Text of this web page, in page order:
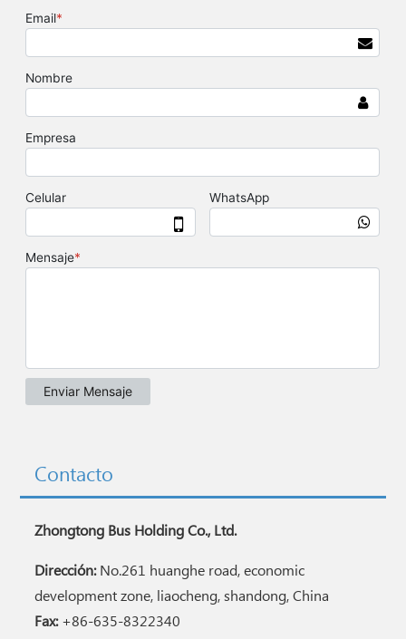
Contacto
Zhongtong Bus Holding Co., Ltd.
Dirección:No.261 huanghe road, economic
development zone, liaocheng, shandong, China
Fax:+86-635-8322340